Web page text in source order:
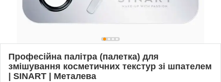
Професійна палітра (палетка) для
змішування косметичних текстур зі шпателем
| SINART | Металева